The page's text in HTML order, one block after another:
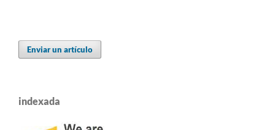
Enviar un artículo
indexada